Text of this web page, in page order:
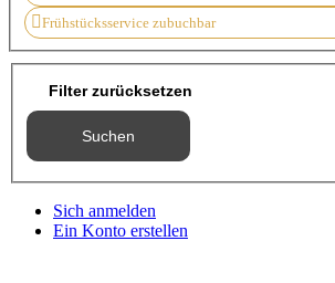
Frühstücksservice zubuchbar
Filter zurücksetzen
Suchen
Sich anmelden
Ein Konto erstellen